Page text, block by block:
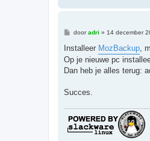
B
r
c
h
t
dooradri » 14 december
Installeer MozBackup ,
Op je nieuwe pc
Dan heb je alles terug:
Succes.